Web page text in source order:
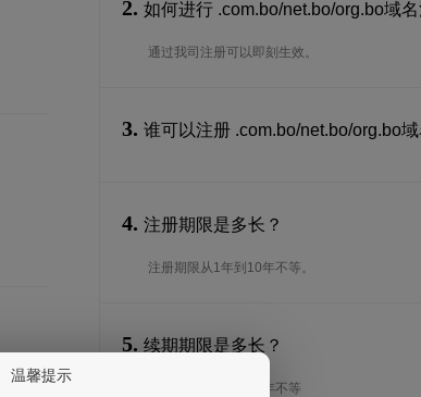
2. 如何进行 .com.bo/net.bo/org.bo域名
通过我司注册可以即刻生效。
3. 谁可以注册 .com.bo/net.bo/org.bo
4. 注册期限是多长？
注册期限从1年到10年不等。
5. 续期期限是多长？
续期期限从1年到10年不等
温馨提示